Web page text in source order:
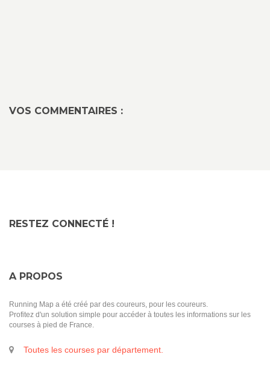
VOS COMMENTAIRES :
RESTEZ CONNECTÉ !
A PROPOS
Running Map a été créé par des coureurs, pour les coureurs.
Profitez d'un solution simple pour accéder à toutes les informations sur les
courses à pied de France.
Toutes les courses par département.